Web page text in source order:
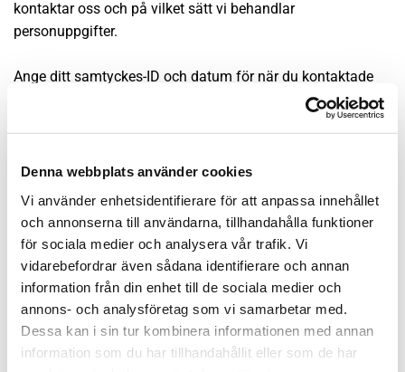
Denna webbplats använder cookies
Vi använder enhetsidentifierare för att anpassa innehållet
och annonserna till användarna, tillhandahålla funktioner
för sociala medier och analysera vår trafik. Vi
vidarebefordrar även sådana identifierare och annan
information från din enhet till de sociala medier och
annons- och analysföretag som vi samarbetar med.
Dessa kan i sin tur kombinera informationen med annan
information som du har tillhandahållit eller som de har
kontaktar oss och på vilket sätt vi behandlar
personuppgifter.
Ange ditt samtyckes-ID och datum för när du kontaktade
Ditt samtycke gäller för följande domäner:
Ditt nuvarande tillstånd: Avvisa.
Ändra ditt medgivande
Cookie-deklaration uppdaterades senast 15/07/2026 av
Cookiebot:
Nödvändig (3)
Nödvändiga cookies låter dig använda webbplatsen